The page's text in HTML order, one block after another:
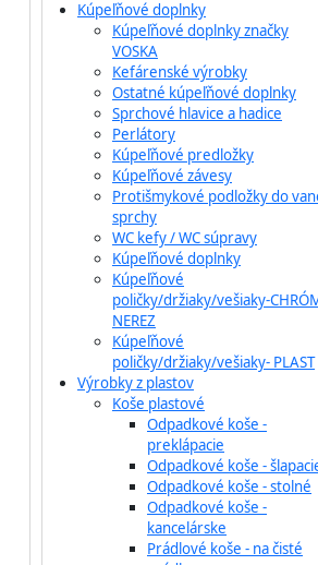
Kúpeľňové doplnky
Kúpeľňové doplnky značky
VOSKA
Kefárenské výrobky
Ostatné kúpeľňové doplnky
Sprchové hlavice a hadice
Perlátory
Kúpeľňové predložky
Kúpeľňové závesy
Protišmykové podložky do
sprchy
WC kefy / WC súpravy
Kúpeľňové doplnky
Kúpeľňové
poličky/držiaky/vešiaky-
NEREZ
Kúpeľňové
poličky/držiaky/vešiaky- PLAST
Výrobky z plastov
Koše plastové
Odpadkové koše -
preklápacie
Odpadkové koše -
Odpadkové koše - stolné
Odpadkové koše -
kancelárske
Prádlové koše - na čisté